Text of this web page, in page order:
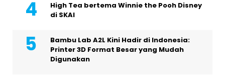
High Tea bertema Winnie the Pooh Disney
di SKAI
Bambu Lab A2L Kini Hadir di Indonesia:
Printer 3D Format Besar yang Mudah
Digunakan